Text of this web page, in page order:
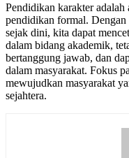
Pendidikan karakter
pendidikan formal.
sejak dini, kita dapat
dalam bidang akademik,
bertanggung jawab, dan
dalam masyarakat. Fokus
mewujudkan masyarakat
sejahtera.